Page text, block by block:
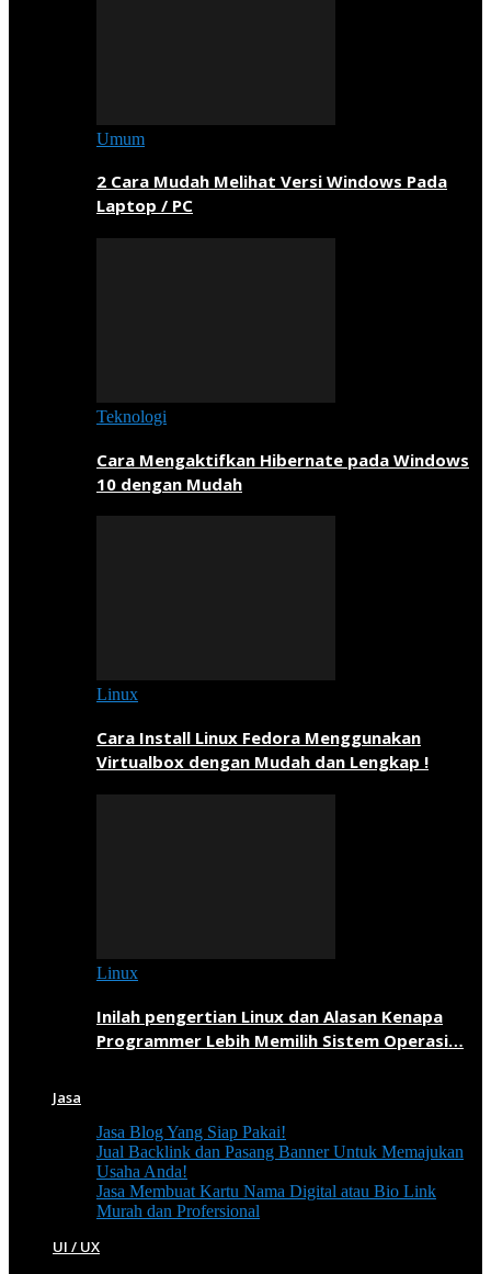
Umum
2 Cara Mudah Melihat Versi Windows Pada
Laptop / PC
Teknologi
Cara Mengaktifkan Hibernate pada Windows
10 dengan Mudah
Linux
Cara Install Linux Fedora Menggunakan
Virtualbox dengan Mudah dan Lengkap !
Linux
Inilah pengertian Linux dan Alasan Kenapa
Programmer Lebih Memilih Sistem Operasi…
Jasa
Jasa Blog Yang Siap Pakai!
Jual Backlink dan Pasang Banner Untuk Memajukan
Usaha Anda!
Jasa Membuat Kartu Nama Digital atau Bio Link
Murah dan Profersional
UI / UX